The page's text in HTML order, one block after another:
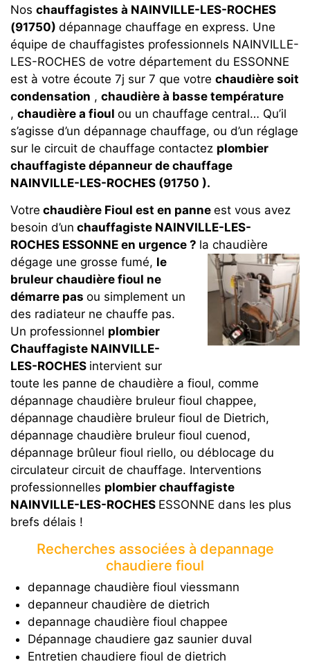
Nos chauffagistes à NAINVILLE-LES-ROCHES
(91750) dépannage chauffage en express. Une
équipe de chauffagistes professionnels NAINVILLE-
LES-ROCHES de votre département du ESSONNE
est à votre écoute 7j sur 7 que votre chaudière soit
condensation , chaudière à basse température
, chaudière a fioul ou un chauffage central… Qu’il
s’agisse d’un dépannage chauffage, ou d’un réglage
sur le circuit de chauffage contactez plombier
chauffagiste dépanneur de chauffage
NAINVILLE-LES-ROCHES (91750 ).
Votre chaudière Fioul est en panne est vous avez
besoin d’un chauffagiste NAINVILLE-LES-
ROCHES ESSONNE en urgence ? la chaudière
dégage une grosse fumé, le
bruleur chaudière fioul ne
démarre pas ou simplement un
des radiateur ne chauffe pas.
Un professionnel plombier
Chauffagiste NAINVILLE-
LES-ROCHES intervient sur
toute les panne de chaudière a fioul, comme
dépannage chaudière bruleur fioul chappee,
dépannage chaudière bruleur fioul de Dietrich,
dépannage chaudière bruleur fioul cuenod,
dépannage brûleur fioul riello, ou déblocage du
circulateur circuit de chauffage. Interventions
professionnelles plombier chauffagiste
NAINVILLE-LES-ROCHES ESSONNE dans les plus
brefs délais !
Recherches associées à depannage
chaudiere fioul
depannage chaudière fioul viessmann
depanneur chaudière de dietrich
depannage chaudière fioul chappee
Dépannage chaudiere gaz saunier duval
Entretien chaudiere fioul de dietrich